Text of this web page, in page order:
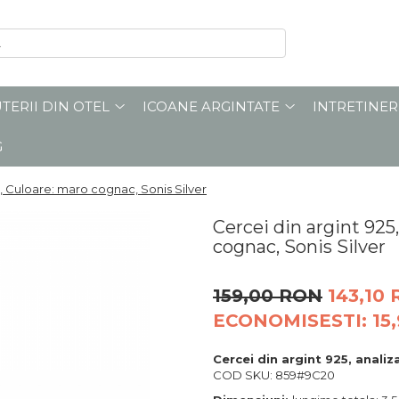
DIN OTEL ICOANE ARGINTATE
Culoare: maro cognac, Sonis Silver
Cercei din argint
cognac, Sonis Silver
159,00 RON 143,10
ECONOMISESTI:
Cercei din argint 925,
COD SKU: 859#9C20